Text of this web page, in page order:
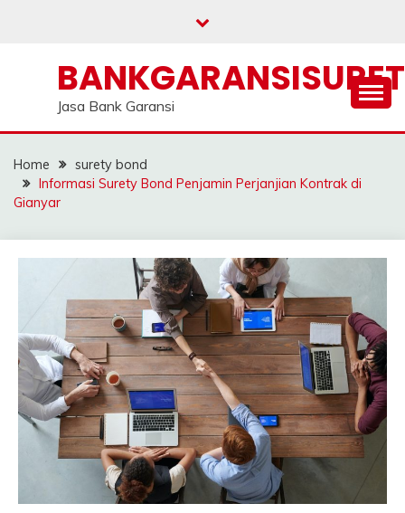
Jasa Bank Garansi
Home
surety bond
Informasi Surety Bond Penjamin Perjanjian Kontrak di
Gianyar